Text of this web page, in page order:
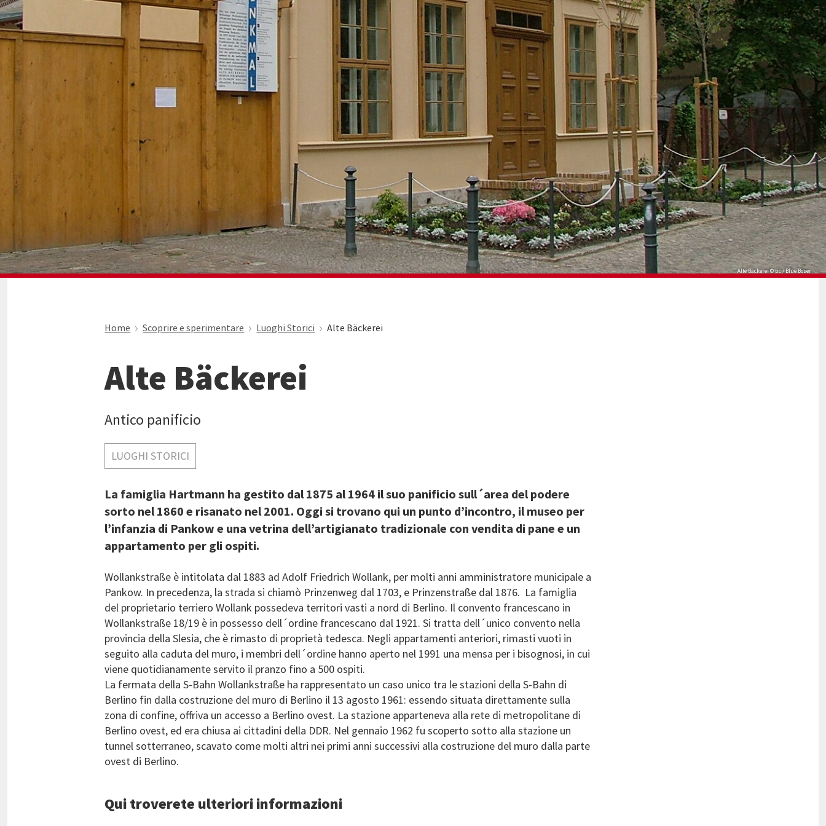
Alte Bäckerei © tic / Blue Böser
Home Scoprire e sperimentare Luoghi Storici Alte Bäckerei
Alte Bäckerei
Antico panificio
LUOGHI STORICI
La famiglia Hartmann ha gestito dal 1875 al 1964 il suo panificio sull´area del podere
sorto nel 1860 e risanato nel 2001. Oggi si trovano qui un punto d’incontro, il museo per
l’infanzia di Pankow e una vetrina dell’artigianato tradizionale con vendita di pane e un
appartamento per gli ospiti.
Wollankstraße è intitolata dal 1883 ad Adolf Friedrich Wollank, per molti anni amministratore municipale a
Pankow. In precedenza, la strada si chiamò Prinzenweg dal 1703, e Prinzenstraße dal 1876. La famiglia
del proprietario terriero Wollank possedeva territori vasti a nord di Berlino. Il convento francescano in
Wollankstraße 18/19 è in possesso dell´ordine francescano dal 1921. Si tratta dell´unico convento nella
provincia della Slesia, che è rimasto di proprietà tedesca. Negli appartamenti anteriori, rimasti vuoti in
seguito alla caduta del muro, i membri dell´ordine hanno aperto nel 1991 una mensa per i bisognosi, in cui
viene quotidianamente servito il pranzo fino a 500 ospiti.
La fermata della S-Bahn Wollankstraße ha rappresentato un caso unico tra le stazioni della S-Bahn di
Berlino fin dalla costruzione del muro di Berlino il 13 agosto 1961: essendo situata direttamente sulla
zona di confine, offriva un accesso a Berlino ovest. La stazione apparteneva alla rete di metropolitane di
Berlino ovest, ed era chiusa ai cittadini della DDR. Nel gennaio 1962 fu scoperto sotto alla stazione un
tunnel sotterraneo, scavato come molti altri nei primi anni successivi alla costruzione del muro dalla parte
ovest di Berlino.
Qui troverete ulteriori informazioni